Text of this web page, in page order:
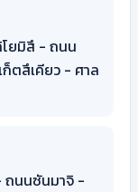
ยมิสึ - ถนน
ก็ตสึเคียว - ศาล
ถนนซันมาจิ -